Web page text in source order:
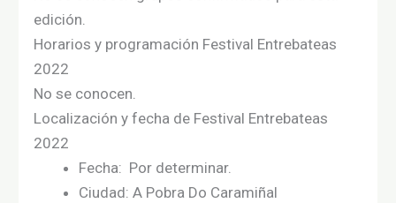
edición.
Horarios y programación Festival Entrebateas
2022
No se conocen.
Localización y fecha de Festival Entrebateas
2022
Fecha: Por determinar.
Ciudad: A Pobra Do Caramiñal